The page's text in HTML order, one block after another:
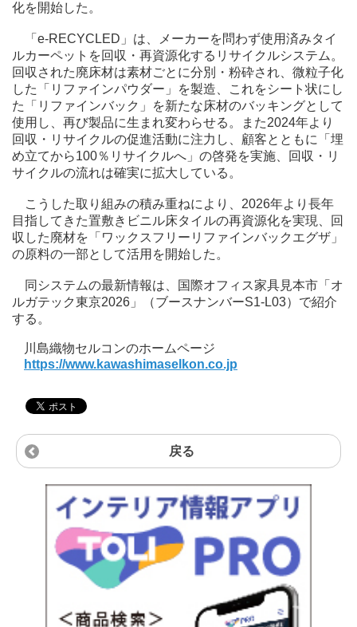
化を開始した。
「e-RECYCLED」は、メーカーを問わず使用済みタイ
ルカーペットを回収・再資源化するリサイクルシステム。
回収された廃床材は素材ごとに分別・粉砕され、微粒子化
した「リファインパウダー」を製造、これをシート状にし
た「リファインバック」を新たな床材のバッキングとして
使用し、再び製品に生まれ変わらせる。また2024年より
回収・リサイクルの促進活動に注力し、顧客とともに「埋
め立てから100％リサイクルへ」の啓発を実施、回収・リ
サイクルの流れは確実に拡大している。
こうした取り組みの積み重ねにより、2026年より長年
目指してきた置敷きビニル床タイルの再資源化を実現、回
収した廃材を「ワックスフリーリファインバックエグザ」
の原料の一部として活用を開始した。
同システムの最新情報は、国際オフィス家具見本市「オ
ルガテック東京2026」（ブースナンバーS1-L03）で紹介
する。
川島織物セルコンのホームページ
https://www.kawashimaselkon.co.jp
戻る